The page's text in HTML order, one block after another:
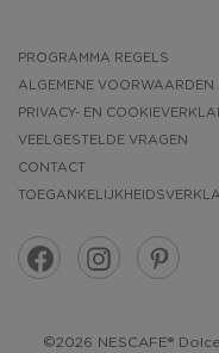
PROGRAMMA REGELS
ALGEMENE VOORWAARDEN
PRIVACY- EN
VEELGESTELDE VRAGEN
CONTACT
©2026 NESCAFE®